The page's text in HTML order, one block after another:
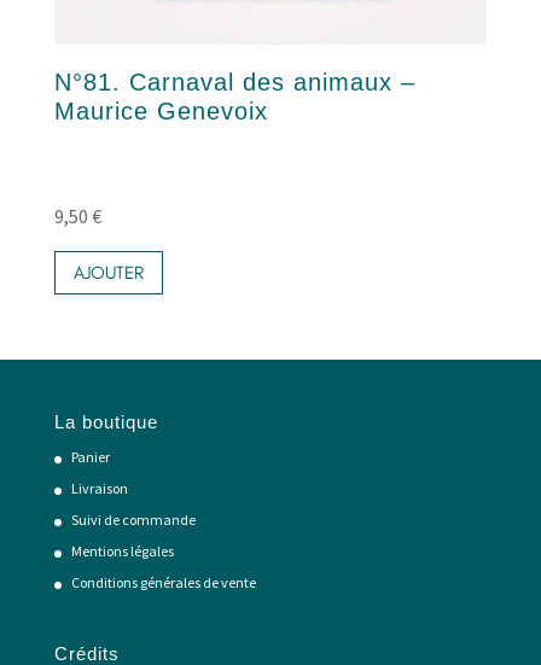
N°81. Carnaval des animaux –
Maurice Genevoix
9,50 €
AJOUTER
La boutique
Panier
Livraison
Suivi de commande
Mentions légales
Conditions générales de vente
Crédits